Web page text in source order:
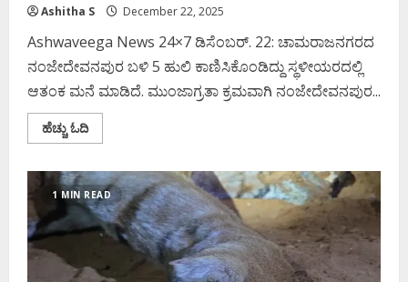
Ashitha S December 22, 2025
Ashwaveega News 24×7 ಡಿಸೆಂಬರ್. 22: ಚಾಮರಾಜನಗರದ
ನಂಜೇದೇವನಪುರ ಬಳಿ 5 ಹುಲಿ ಕಾಣಿಸಿಕೊಂಡಿದ್ದು ಸ್ಥಳೀಯರದಲ್ಲಿ
ಆತಂಕ ಮನೆ ಮಾಡಿದೆ. ಮುಂಜಾಗ್ರತಾ ಕ್ರಮವಾಗಿ ನಂಜೇದೇವನಪುರ...
ಹೆಚ್ಚು ಓದಿRead
more
ಮತ್ತೆ
ಕಾಣಿಸಿಕೊಂಡ
5
ಹುಲಿಗಳು..!
1 MIN READ